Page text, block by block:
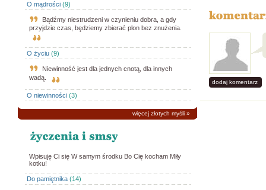
O mądrości (9)
Bądźmy niestrudzeni w czynieniu dobra, a gdy
przyjdzie czas, będziemy zbierać plon bez znużenia.
O życiu (9)
Niewinność jest dla jednych cnotą, dla innych
wadą.
O niewinności (3)
więcej złotych myśli »
Wpisuję Ci się W samym środku Bo Cię kocham Miły
kotku!
Do pamiętnika (14)
dodaj komentarz